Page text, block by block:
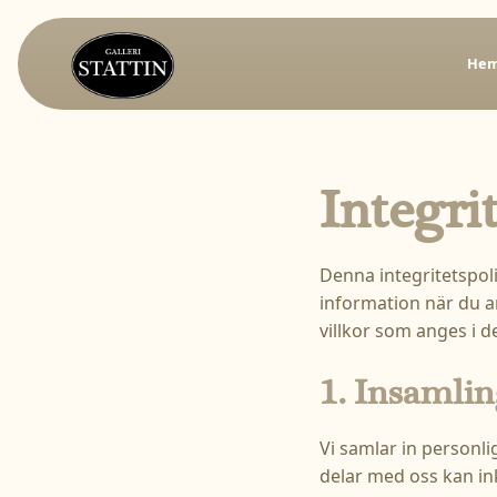
Denna
information när du
villkor som anges i
1.
Vi samlar in
delar med oss kan